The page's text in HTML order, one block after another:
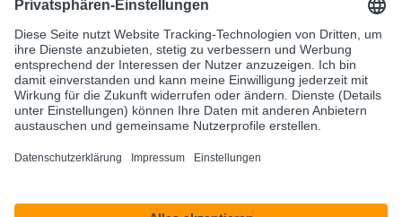
Impressum